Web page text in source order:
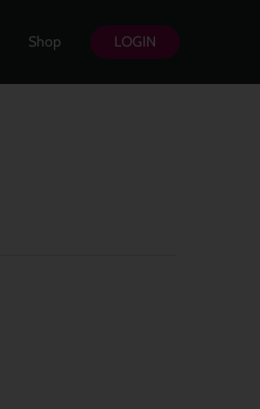
Shop LOGIN